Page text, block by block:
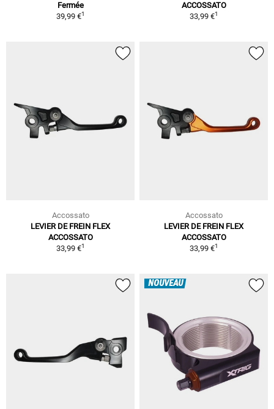
Fermée
39,99 €1
ACCOSSATO
33,99 €1
Accossato
LEVIER DE FREIN FLEX
ACCOSSATO
33,99 €1
Accossato
LEVIER DE FREIN FLEX
ACCOSSATO
33,99 €1
NOUVEAU